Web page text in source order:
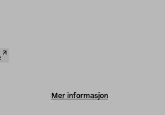
Mer informasjon